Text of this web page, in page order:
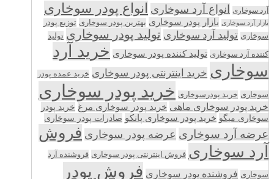
آرد سوخاری انواع آرد سوخاری انواع پودر سوخاری
بازار آرد سوخاری بازار پودر سوخاری بهترین پودر سوخاری توزیع پودر
سوخاری تولید آرد سوخاری تولید پودر سوخاری تولید
کننده آرد سوخاری تولید کننده پودر سوخاری خرید آرد
سوخاری خرید اینترنتی پودر سوخاری خرید عمده پودر
سوخاری خرید پودرسوخاری خرید پودر سوخاری
خرید پودر سوخاری ماهی خرید پودر سوخاری مرغ خرید پودر
سوخاری میگو خرید پودر سوخاری پانکو صادرات پودر سوخاری
عرضه آرد سوخاری عرضه پودر سوخاری فروش
آرد سوخاری فروش اینترنتی پودر سوخاری فروشنده آرد
سوخاری فروشنده پودر سوخاری فروش پودر